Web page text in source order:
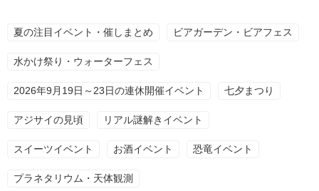
夏の注目イベント・催しまとめ ビアガーデン・ビアフェス
水かけ祭り・ウォーターフェス
2026年9月19日～23日の連休開催イベント 七夕まつり
アジサイの見頃 リアル謎解きイベント
スイーツイベント お酒イベント 恐竜イベント
プラネタリウム・天体観測